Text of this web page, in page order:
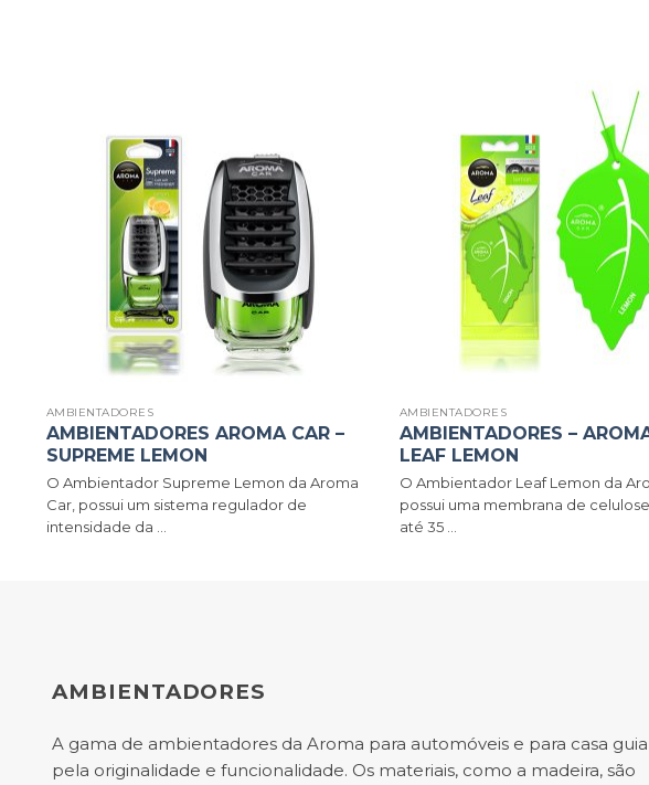
AMBIENTADORES
AMBIENTADORES AROMA CAR –
SUPREME LEMON
O Ambientador Supreme Lemon da Aroma
Car, possui um sistema regulador de
intensidade da ...
AMBIENTADORES
AMBIENTADORES –
LEAF LEMON
O Ambientador Leaf Lemon da
possui uma membrana de
até 35 ...
AMBIENTADORES
A gama de ambientadores da Aroma para automóveis e para casa
pela originalidade e funcionalidade. Os materiais, como a madeira, são